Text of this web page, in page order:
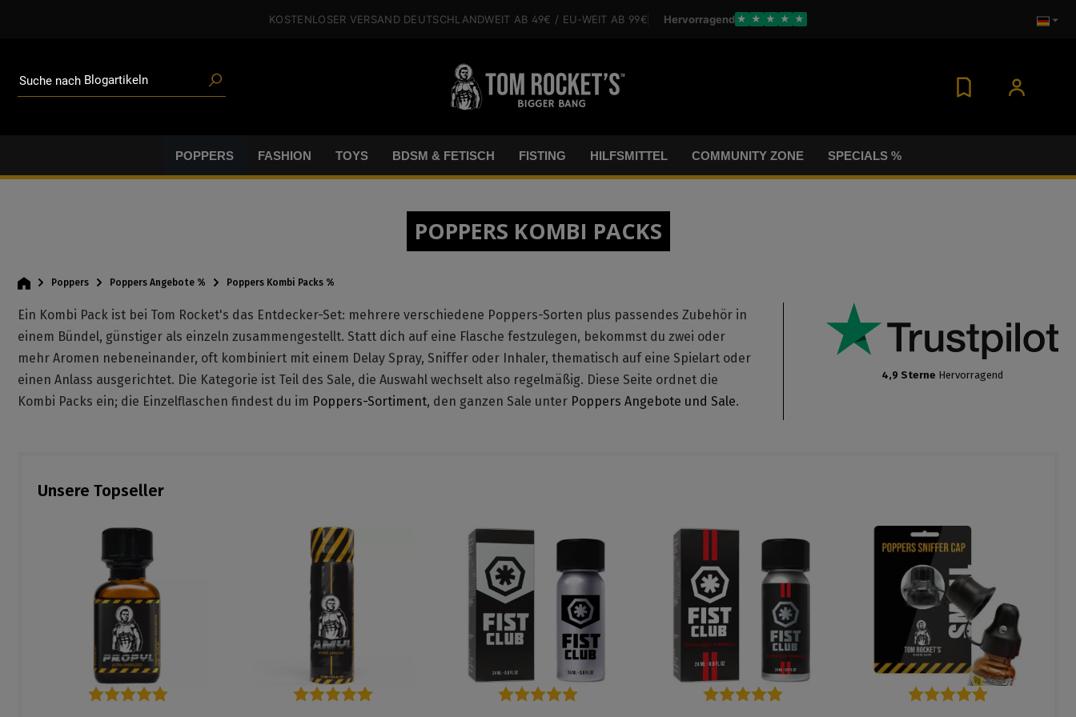
KOSTENLOSER VERSANDDEUTSCHLANDWEIT AB 49€ / EU-WEIT AB 99€ Hervorragend ★ ★ ★ ★ ★
POPPERS FASHION TOYS BDSM & FETISCH FISTING HILFSMITTEL COMMUNITY ZONE SPECIALS %
POPPERS KOMBI PACKS
Poppers Poppers Angebote % Poppers Kombi Packs %
Ein Kombi Pack ist bei Tom Rocket's das Entdecker-Set: mehrere verschiedene Poppers-Sorten plus passendes Zubehör in
einem Bündel, günstiger als einzeln zusammengestellt. Statt dich auf eine Flasche festzulegen, bekommst du zwei oder
mehr Aromen nebeneinander, oft kombiniert mit einem Delay Spray, Sniffer oder Inhaler, thematisch auf eine Spielart oder
einen Anlass ausgerichtet. Die Kategorie ist Teil des Sale, die Auswahl wechselt also regelmäßig. Diese Seite ordnet die
Kombi Packs ein; die Einzelflaschen findest du im Poppers-Sortiment, den ganzen Sale unter Poppers Angebote und Sale.
4,9 Sterne Hervorragend
Unsere Topseller
Suche nach Marken
Gleitgel